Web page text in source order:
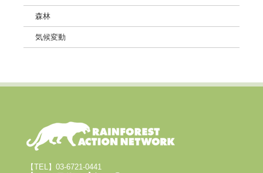
森林
気候変動
【TEL】03-6721-0441